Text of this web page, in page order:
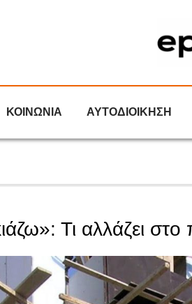
ΚΟΙΝΩΝΙΑ ΑΥΤΟΔΙΟΙΚΗΣΗ
Τι αλλάζει